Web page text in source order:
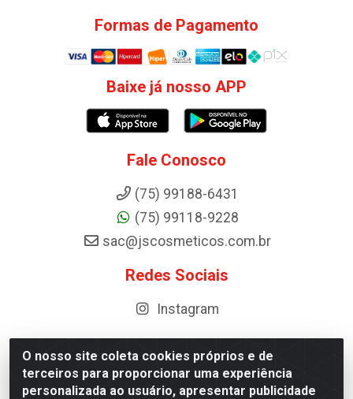
O nosso site coleta cookies próprios e de
terceiros para proporcionar uma experiência
personalizada ao usuário, apresentar publicidade
Formas de Pagamento
Baixe já nosso APP
Fale Conosco
(75) 99188-6431
(75) 99118-9228
sac@jscosmeticos.com.br
Redes Sociais
Instagram
Distribuidora de Cosméticos Antoneto LTDA - BA-052,
km 87 - Industrial, Ipirá - BA, 44600-000 - CNPJ